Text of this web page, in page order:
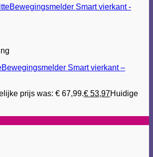
Smart vierkant –
prijs was: € 67,99.€ 53,97Huidige